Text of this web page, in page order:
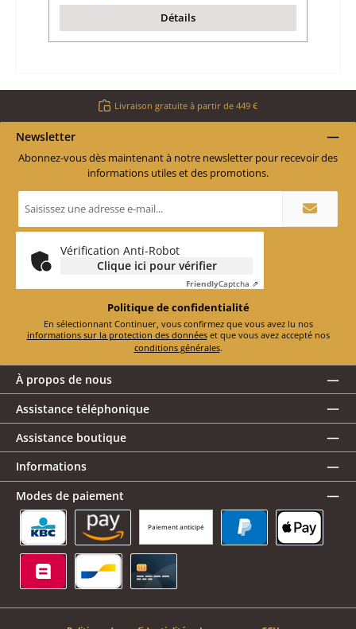
Détails
Livraison gratuite à partir de 449 €
Newsletter
Abonnez-vous dès maintenant à notre newsletter pour recevoir des
informations utiles et des promotions.
e-
*
Vérification Anti-Robot
Clique ici pour vérifier
FriendlyCaptcha ⇗
Politique de confidentialité
En sélectionnant Continuer, vous confirmez que vous avez lu nos
informations sur la protection des données
et que vous avez accepté nos
conditions générales.
À propos de nous
Assistance téléphonique
Assistance boutique
Informations
Modes de paiement
Paiement anticipé
KBC/CBC Payment Button
Amazon Pay